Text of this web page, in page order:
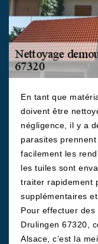
En tant que
doivent être
négligence, il y a
parasites
facilement les
les tuiles sont
traiter rapidement
supplémentaires
Pour effectuer
Drulingen 67320,
Alsace, c’est la